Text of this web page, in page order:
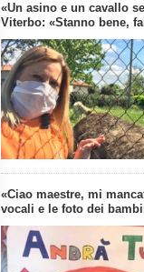
«Un asino e un cavallo
Viterbo: «Stanno bene,
«Ciao maestre, mi
vocali e le foto dei